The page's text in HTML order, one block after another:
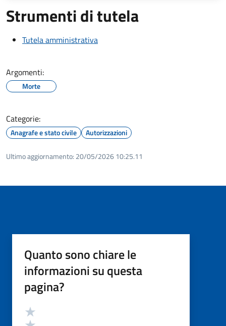
Strumenti di tutela
Tutela amministrativa
Argomenti:
Morte
Categorie:
Anagrafe e stato civile Autorizzazioni
Ultimo aggiornamento: 20/05/2026 10:25.11
Quanto sono chiare le
informazioni su questa
pagina?
Valutazione